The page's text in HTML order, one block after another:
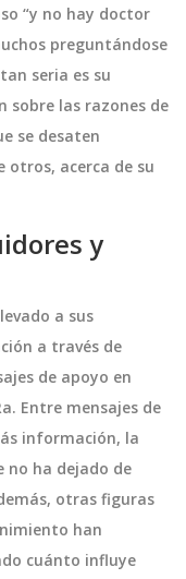
“y no hay doctor
preguntándose
seria es su
sobre las razones de
se desaten
otros, acerca de su
y
a sus
a través de
de apoyo en
Entre mensajes de
información, la
ha dejado de
otras figuras
han
cuánto influye